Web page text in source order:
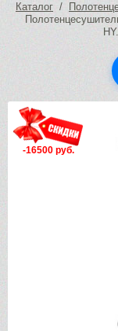
Каталог /
-16500 руб.